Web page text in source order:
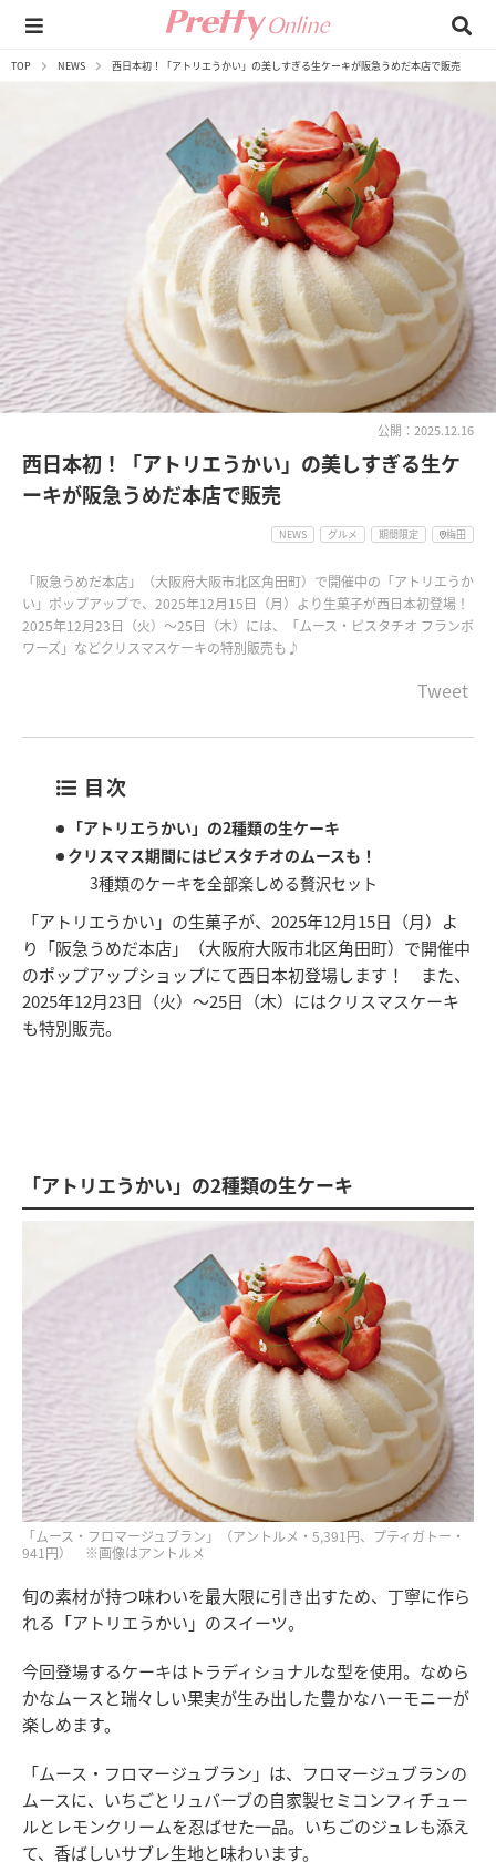
TOP NEWS 西日本初！「アトリエうかい」の美しすぎる生ケーキが阪急うめだ本店で販売
公開：2025.12.16
西日本初！「アトリエうかい」の美しすぎる生ケ
ーキが阪急うめだ本店で販売
NEWS グルメ 期間限定 梅田
「阪急うめだ本店」（大阪府大阪市北区角田町）で開催中の「アトリエうか
い」ポップアップで、2025年12月15日（月）より生菓子が西日本初登場！
2025年12月23日（火）～25日（木）には、「ムース・ピスタチオ フランボ
ワーズ」などクリスマスケーキの特別販売も♪
Tweet
目次
「アトリエうかい」の2種類の生ケーキ
クリスマス期間にはピスタチオのムースも！
3種類のケーキを全部楽しめる贅沢セット
「アトリエうかい」の生菓子が、2025年12月15日（月）よ
り「阪急うめだ本店」（大阪府大阪市北区角田町）で開催中
のポップアップショップにて西日本初登場します！ また、
2025年12月23日（火）～25日（木）にはクリスマスケーキ
も特別販売。
「アトリエうかい」の2種類の生ケーキ
「ムース・フロマージュブラン」（アントルメ・5,391円、プティガトー・
941円） ※画像はアントルメ
旬の素材が持つ味わいを最大限に引き出すため、丁寧に作ら
れる「アトリエうかい」のスイーツ。
今回登場するケーキはトラディショナルな型を使用。なめら
かなムースと瑞々しい果実が生み出した豊かなハーモニーが
楽しめます。
「ムース・フロマージュブラン」は、フロマージュブランの
ムースに、いちごとリュバーブの自家製セミコンフィチュー
ルとレモンクリームを忍ばせた一品。いちごのジュレも添え
て、香ばしいサブレ生地と味わいます。